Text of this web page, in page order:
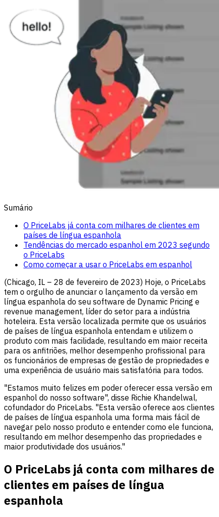
Sumário
O PriceLabs já conta com milhares de clientes em
países de língua espanhola
Tendências do mercado espanhol em 2023 segundo
o PriceLabs
Como começar a usar o PriceLabs em espanhol
(Chicago, IL – 28 de fevereiro de 2023) Hoje, o PriceLabs
tem o orgulho de anunciar o lançamento da versão em
língua espanhola do seu software de Dynamic Pricing e
revenue management, líder do setor para a indústria
hoteleira. Esta versão localizada permite que os usuários
de países de língua espanhola entendam e utilizem o
produto com mais facilidade, resultando em maior receita
para os anfitriões, melhor desempenho profissional para
os funcionários de empresas de gestão de propriedades e
uma experiência de usuário mais satisfatória para todos.
"Estamos muito felizes em poder oferecer essa versão em
espanhol do nosso software", disse Richie Khandelwal,
cofundador do PriceLabs. "Esta versão oferece aos clientes
de países de língua espanhola uma forma mais fácil de
navegar pelo nosso produto e entender como ele funciona,
resultando em melhor desempenho das propriedades e
maior produtividade dos usuários."
O PriceLabs já conta com milhares de
clientes em países de língua
espanhola